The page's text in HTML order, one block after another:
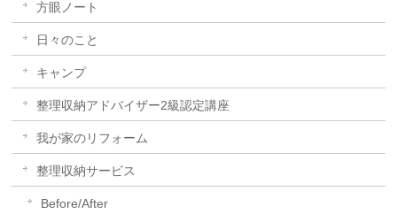
方眼ノート
日々のこと
キャンプ
整理収納アドバイザー2級認定講座
我が家のリフォーム
整理収納サービス
Before/After